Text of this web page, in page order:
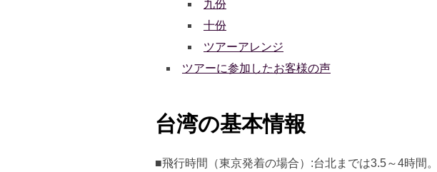
九份
十份
ツアーアレンジ
ツアーに参加したお客様の声
台湾の基本情報
■飛行時間（東京発着の場合）:台北までは3.5～4時間。